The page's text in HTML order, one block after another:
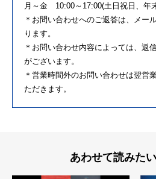
月～金 10:00～17:00(土日祝日、年
＊お問い合わせへのご返答は、メー
ります。
＊お問い合わせ内容によっては、返
がございます。
＊営業時間外のお問い合わせは翌営
ただきます。
あわせて読みた